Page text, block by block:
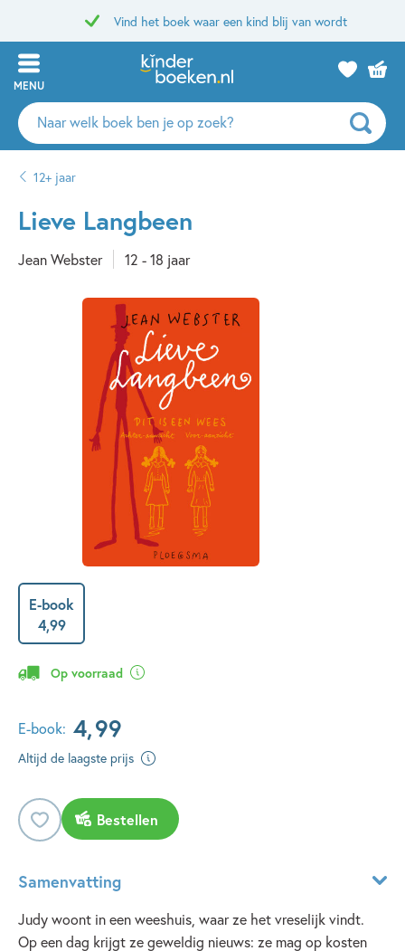
Vind het boek waar een kind blij van wordt
MENU
Zoeken
naar
auteurs
uitgevers
12+ jaar
Lieve Langbeen
Jean Webster 12 - 18 jaar
E-book
4,99
Op voorraad
E-book: 4,99
Altijd de laagste prijs
Bestellen
Samenvatting
Judy woont in een weeshuis, waar ze het vreselijk vindt.
Op een dag krijgt ze geweldig nieuws: ze mag op kosten